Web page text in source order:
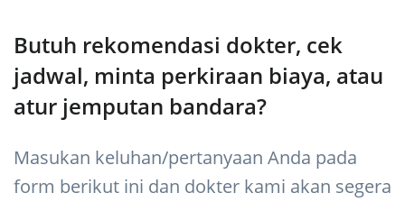
Butuh rekomendasi dokter, cek
jadwal, minta perkiraan biaya, atau
atur jemputan bandara?
Masukan keluhan/pertanyaan Anda pada
form berikut ini dan dokter kami akan segera